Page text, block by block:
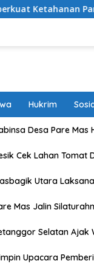
Nasional
Hukrim
Desa Pare Mas
Cek Lahan
Utara
Mas Jalin
Selatan
Upacara